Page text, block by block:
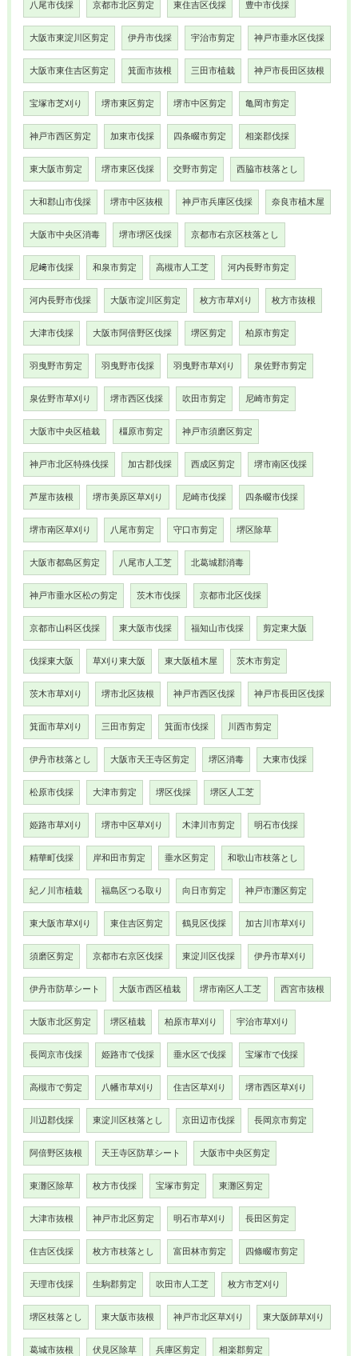
八尾市伐採 京都市北区剪定 東住吉区伐採 豊中市伐採
大阪市東淀川区剪定 伊丹市伐採 宇治市剪定 神戸市垂水区伐採
大阪市東住吉区剪定 箕面市抜根 三田市植栽 神戸市長田区抜根
宝塚市芝刈り 堺市東区剪定 堺市中区剪定 亀岡市剪定
神戸市西区剪定 加東市伐採 四条畷市剪定 相楽郡伐採
東大阪市剪定 堺市東区伐採 交野市剪定 西脇市枝落とし
大和郡山市伐採 堺市中区抜根 神戸市兵庫区伐採 奈良市植木屋
大阪市中央区消毒 堺市堺区伐採 京都市右京区枝落とし
尼﨑市伐採 和泉市剪定 高槻市人工芝 河内長野市剪定
河内長野市伐採 大阪市淀川区剪定 枚方市草刈り 枚方市抜根
大津市伐採 大阪市阿倍野区伐採 堺区剪定 柏原市剪定
羽曳野市剪定 羽曳野市伐採 羽曳野市草刈り 泉佐野市剪定
泉佐野市草刈り 堺市西区伐採 吹田市剪定 尼崎市剪定
大阪市中央区植栽 橿原市剪定 神戸市須磨区剪定
神戸市北区特殊伐採 加古郡伐採 西成区剪定 堺市南区伐採
芦屋市抜根 堺市美原区草刈り 尼崎市伐採 四条畷市伐採
堺市南区草刈り 八尾市剪定 守口市剪定 堺区除草
大阪市都島区剪定 八尾市人工芝 北葛城郡消毒
神戸市垂水区松の剪定 茨木市伐採 京都市北区伐採
京都市山科区伐採 東大阪市伐採 福知山市伐採 剪定東大阪
伐採東大阪 草刈り東大阪 東大阪植木屋 茨木市剪定
茨木市草刈り 堺市北区抜根 神戸市西区伐採 神戸市長田区伐採
箕面市草刈り 三田市剪定 箕面市伐採 川西市剪定
伊丹市枝落とし 大阪市天王寺区剪定 堺区消毒 大東市伐採
松原市伐採 大津市剪定 堺区伐採 堺区人工芝
姫路市草刈り 堺市中区草刈り 木津川市剪定 明石市伐採
精華町伐採 岸和田市剪定 垂水区剪定 和歌山市枝落とし
紀ノ川市植栽 福島区つる取り 向日市剪定 神戸市灘区剪定
東大阪市草刈り 東住吉区剪定 鶴見区伐採 加古川市草刈り
須磨区剪定 京都市右京区伐採 東淀川区伐採 伊丹市草刈り
伊丹市防草シート 大阪市西区植栽 堺市南区人工芝 西宮市抜根
大阪市北区剪定 堺区植栽 柏原市草刈り 宇治市草刈り
長岡京市伐採 姫路市で伐採 垂水区で伐採 宝塚市で伐採
高槻市で剪定 八幡市草刈り 住吉区草刈り 堺市西区草刈り
川辺郡伐採 東淀川区枝落とし 京田辺市伐採 長岡京市剪定
阿倍野区抜根 天王寺区防草シート 大阪市中央区剪定
東灘区除草 枚方市伐採 宝塚市剪定 東灘区剪定
大津市抜根 神戸市北区剪定 明石市草刈り 長田区剪定
住吉区伐採 枚方市枝落とし 富田林市剪定 四條畷市剪定
天理市伐採 生駒郡剪定 吹田市人工芝 枚方市芝刈り
堺区枝落とし 東大阪市抜根 神戸市北区草刈り 東大阪師草刈り
葛城市抜根 伏見区除草 兵庫区剪定 相楽郡剪定